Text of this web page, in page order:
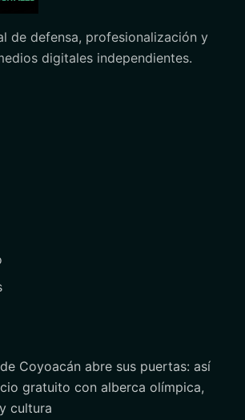
de defensa, profesionalización y
digitales independientes.
Coyoacán abre sus puertas: así
gratuito con alberca olímpica,
cultura